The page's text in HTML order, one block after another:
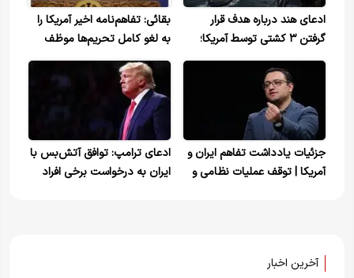
ادعای هند درباره هدف قرار
گرفتن ۳ کشتی توسط آمریکا؛
ارتش آمریکا از توقیف سومین
نفتکش خبر داد
بقائی: تفاهم‌نامه اخیر آمریکا را
به لغو کامل تحریم‌ها موظف
می‌کند
جزئیات یادداشت تفاهم ایران و
آمریکا | توقف عملیات نظامی و
ادعای ترامپ: توافق آتش‌بس با
ایران به درخواست برخی افراد
آخرین اخبار